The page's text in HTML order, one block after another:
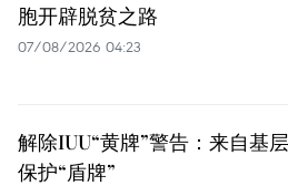
胞开辟脱贫之路
07/08/2026 04:23
解除IUU“黄牌”警告：来自基
保护“盾牌”